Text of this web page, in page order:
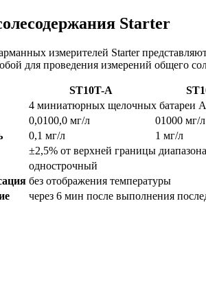
Starter
измерителей Starter
для проведения измерений общего
ST10T-A
4 миниатюрных щелочных батареи
0,0100,0 мг/л 01000 мг/л
0,1 мг/л 1 мг/л
±2,5% от верхней границы
однострочный
без отображения температуры
через 6 мин после выполнения